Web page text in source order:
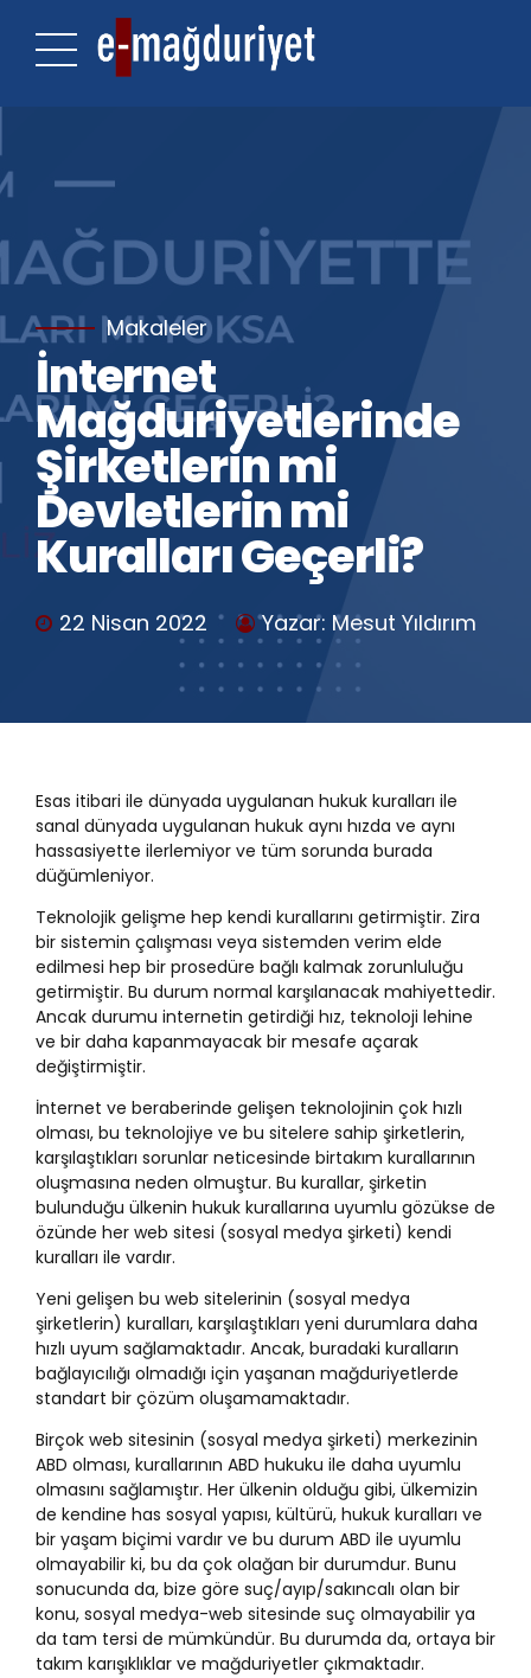
Makaleler
İnternet
Mağduriyetlerinde
Şirketlerin mi
Devletlerin mi
Kuralları Geçerli?
22 Nisan 2022 Yazar: Mesut Yıldırım
Esas itibari ile dünyada uygulanan hukuk kuralları ile
sanal dünyada uygulanan hukuk aynı hızda ve aynı
hassasiyette ilerlemiyor ve tüm sorunda burada
düğümleniyor.
Teknolojik gelişme hep kendi kurallarını getirmiştir. Zira
bir sistemin çalışması veya sistemden verim elde
edilmesi hep bir prosedüre bağlı kalmak zorunluluğu
getirmiştir. Bu durum normal karşılanacak mahiyettedir.
Ancak durumu internetin getirdiği hız, teknoloji lehine
ve bir daha kapanmayacak bir mesafe açarak
değiştirmiştir.
İnternet ve beraberinde gelişen teknolojinin çok hızlı
olması, bu teknolojiye ve bu sitelere sahip şirketlerin,
karşılaştıkları sorunlar neticesinde birtakım kurallarının
oluşmasına neden olmuştur. Bu kurallar, şirketin
bulunduğu ülkenin hukuk kurallarına uyumlu gözükse de
özünde her web sitesi (sosyal medya şirketi) kendi
kuralları ile vardır.
Yeni gelişen bu web sitelerinin (sosyal medya
şirketlerin) kuralları, karşılaştıkları yeni durumlara daha
hızlı uyum sağlamaktadır. Ancak, buradaki kuralların
bağlayıcılığı olmadığı için yaşanan mağduriyetlerde
standart bir çözüm oluşamamaktadır.
Birçok web sitesinin (sosyal medya şirketi) merkezinin
ABD olması, kurallarının ABD hukuku ile daha uyumlu
olmasını sağlamıştır. Her ülkenin olduğu gibi, ülkemizin
de kendine has sosyal yapısı, kültürü, hukuk kuralları ve
bir yaşam biçimi vardır ve bu durum ABD ile uyumlu
olmayabilir ki, bu da çok olağan bir durumdur. Bunu
sonucunda da, bize göre suç/ayıp/sakıncalı olan bir
konu, sosyal medya-web sitesinde suç olmayabilir ya
da tam tersi de mümkündür. Bu durumda da, ortaya bir
takım karışıklıklar ve mağduriyetler çıkmaktadır.